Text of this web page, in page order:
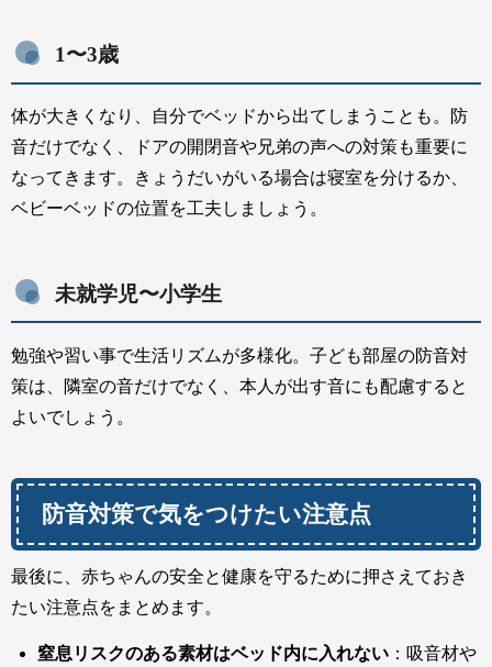
1〜3歳
体が大きくなり、自分でベッドから出てしまうことも。防
音だけでなく、ドアの開閉音や兄弟の声への対策も重要に
なってきます。きょうだいがいる場合は寝室を分けるか、
ベビーベッドの位置を工夫しましょう。
未就学児〜小学生
勉強や習い事で生活リズムが多様化。子ども部屋の防音対
策は、隣室の音だけでなく、本人が出す音にも配慮すると
よいでしょう。
防音対策で気をつけたい注意点
最後に、赤ちゃんの安全と健康を守るために押さえておき
たい注意点をまとめます。
窒息リスクのある素材はベッド内に入れない ：吸音材や